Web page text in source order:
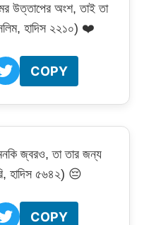
হাদিস ২২১০) ❤️
COPY
জ্বরও, তা তার জন্য
হাদিস ৫৬৪২) 😔
COPY